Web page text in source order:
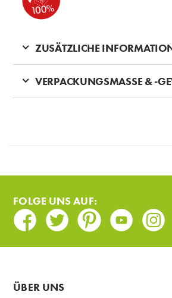
ZUSÄTZLICHE
VERPACKUNGSMASSE & -
FOLGE UNS AUF:
Facebook
TwitterPinterestYoutube
ÜBER UNS